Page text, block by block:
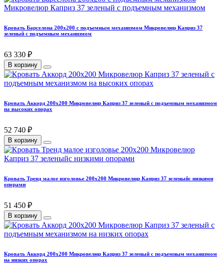
Кровать Барселона 200х200 с подъемным механизмом Микровелюр Каприз 37
зеленый с подъемным механизмом
63 330 ₽
В корзину
Кровать Аккорд 200х200 Микровелюр Каприз 37 зеленый с подъемным механизмом
на высоких опорах
52 740 ₽
В корзину
Кровать Тренд малое изголовье 200х200 Микровелюр Каприз 37 зеленыйс низкими
опорами
51 450 ₽
В корзину
Кровать Аккорд 200х200 Микровелюр Каприз 37 зеленый с подъемным механизмом
на низких опорах